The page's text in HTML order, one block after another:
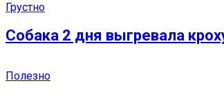
Грустно
Собака 2 дня выгревала
Полезно